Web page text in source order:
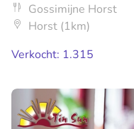
Gossimijne Horst
Horst (1km)
Verkocht: 1.315